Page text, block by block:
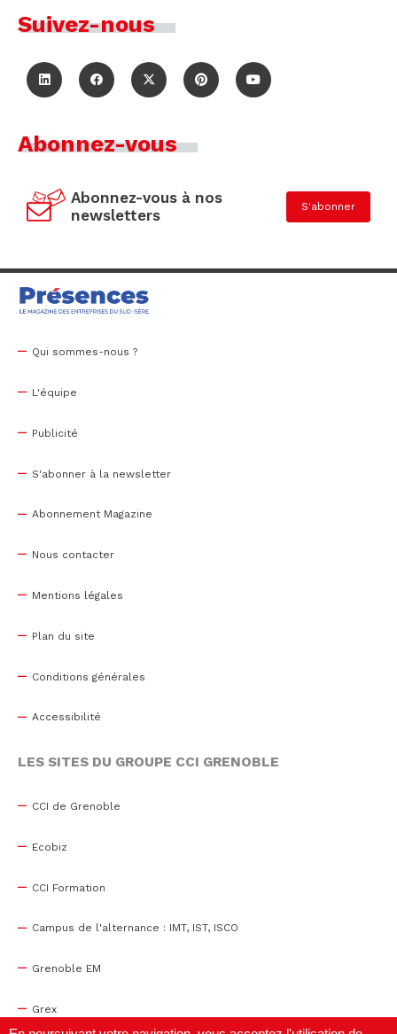
Suivez-nous
Abonnez-vous
Abonnez-vous à nos
newsletters
S'abonner
Qui sommes-nous ?
L'équipe
Publicité
S'abonner à la newsletter
Abonnement Magazine
Nous contacter
Mentions légales
Plan du site
Conditions générales
Accessibilité
LES SITES DU GROUPE CCI GRENOBLE
CCI de Grenoble
Ecobiz
CCI Formation
Campus de l'alternance : IMT, IST, ISCO
Grenoble EM
Grex